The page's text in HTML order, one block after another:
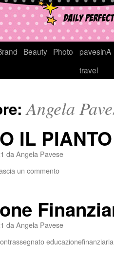
Beauty Photo
pavesinA
travel
Angela
IL
da Angela Pavese
un commento
da Angela Pavese
educazionefinanziaria